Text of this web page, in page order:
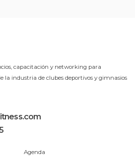
capacitación y networking para
la industria de clubes deportivos y gimnasios
Agenda